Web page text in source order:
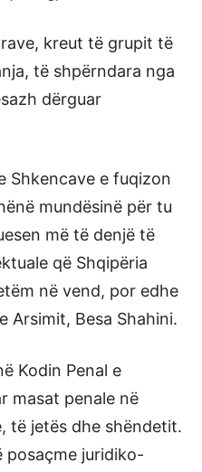
kreut të grupit të
të shpërndara nga
dërguar
Shkencave e fuqizon
mundësinë për tu
më të denjë të
që Shqipëria
në vend, por edhe
Arsimit, Besa Shahini.
Kodin Penal e
masat penale në
të jetës dhe shëndetit.
posaçme juridiko-